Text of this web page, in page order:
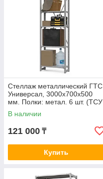
Стеллаж металлический ГТС
Универсал, 3000x700x500
мм. Полки: метал. 6 шт. (ТСУ
30070560)
В наличии
121 000 ₸
Купить